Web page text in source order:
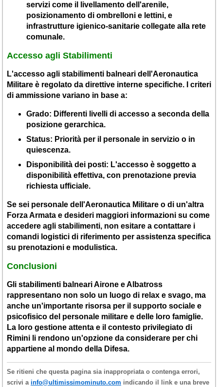
servizi come il livellamento dell'arenile,
posizionamento di ombrelloni e lettini, e
infrastrutture igienico-sanitarie collegate alla rete
comunale.
Accesso agli Stabilimenti
L'accesso agli stabilimenti balneari dell'Aeronautica
Militare è regolato da direttive interne specifiche. I criteri
di ammissione variano in base a:
Grado: Differenti livelli di accesso a seconda della
posizione gerarchica.
Status: Priorità per il personale in servizio o in
quiescenza.
Disponibilità dei posti: L'accesso è soggetto a
disponibilità effettiva, con prenotazione previa
richiesta ufficiale.
Se sei personale dell'Aeronautica Militare o di un'altra
Forza Armata e desideri maggiori informazioni su come
accedere agli stabilimenti, non esitare a contattare i
comandi logistici di riferimento per assistenza specifica
su prenotazioni e modulistica.
Conclusioni
Gli stabilimenti balneari Airone e Albatross
rappresentano non solo un luogo di relax e svago, ma
anche un'importante risorsa per il supporto sociale e
psicofisico del personale militare e delle loro famiglie.
La loro gestione attenta e il contesto privilegiato di
Rimini li rendono un'opzione da considerare per chi
appartiene al mondo della Difesa.
Se ritieni che questa pagina sia inappropriata o contenga errori,
scrivi a info@ultimissimominuto.com indicando il link e una breve